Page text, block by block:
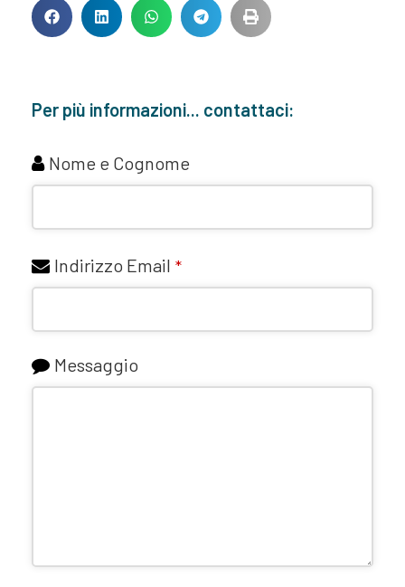
Per più informazioni... contattaci:
Nome e Cognome
Indirizzo Email *
Messaggio